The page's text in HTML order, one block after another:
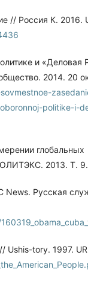
// Россия К. 2016.
и «Деловая
2014. 20
politike-i-
глобальных
2013. Т.
News. Русская
Ushis-tory. 1997.